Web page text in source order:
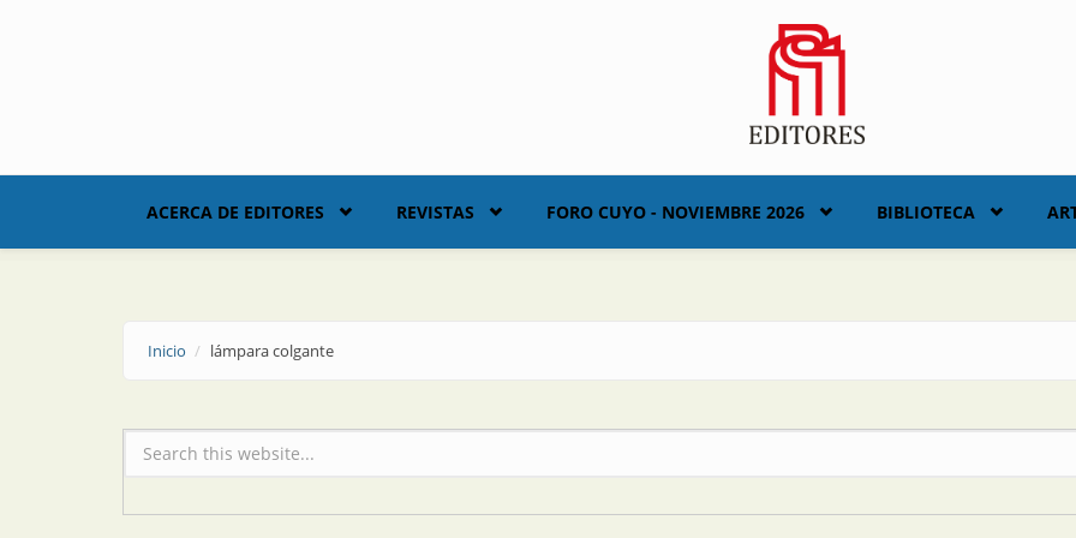
ACERCA DE EDITORES REVISTAS FORO CUYO - NOVIEMBRE 2026 BIBLIOTECA
Inicio lámpara colgante
Formulario de búsqueda